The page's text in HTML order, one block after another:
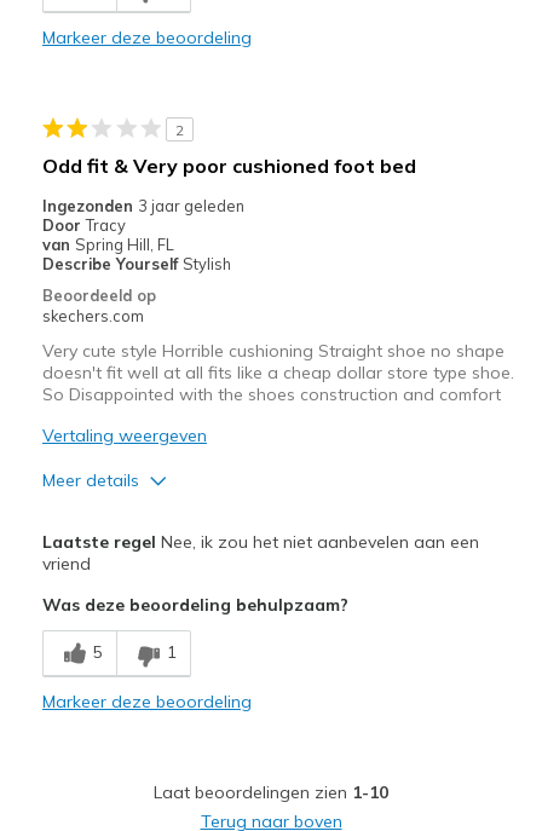
Poor Quality
Beste toepassingen
Casual Wear
Width
Feels true to width
Sizing
Shoes are for Wearing
Markeer deze beoordeling
2
Odd fit & Very poor cushioned foot bed
Ingezonden 3 jaar geleden
Door Tracy
van Spring Hill, FL
Describe Yourself Stylish
Beoordeeld op
skechers.com
Very cute style Horrible cushioning Straight shoe no shape
doesn't fit well at all fits like a cheap dollar store type shoe.
So Disappointed with the shoes construction and comfort
Vertaling weergeven
Meer details
Attractive Design
Minpunten
Poor Cushioning
Poor Quality
View On Shoes Shoes are for Wearing
Laatste regel Nee, ik zou het niet aanbevelen aan een
vriend
Was deze beoordeling behulpzaam?
5 1
Markeer deze beoordeling
Laat beoordelingen zien 1-10
Terug naar boven